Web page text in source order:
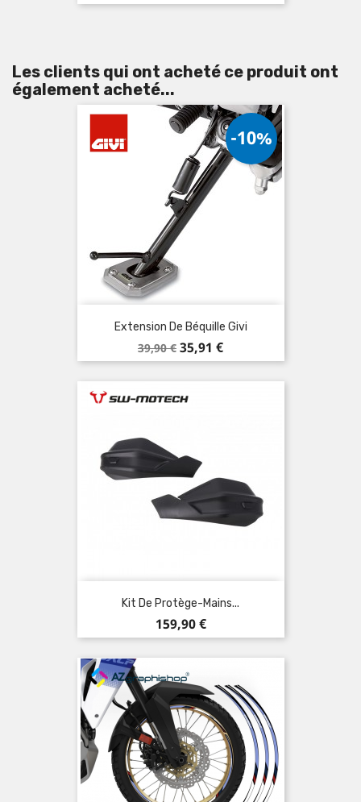
Les clients qui ont acheté ce produit ont
également acheté...
Extension De Béquille Givi
Prix
de
base
39,90 €
-10%
Prix
35,91 €
Kit De Protège-Mains...
Prix
159,90 €